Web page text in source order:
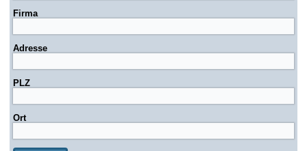
Firma
Adresse
PLZ
Ort